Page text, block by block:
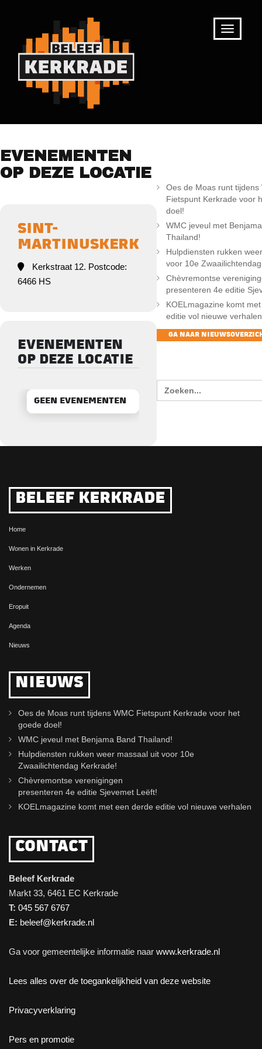
EVENEMENTEN
OP DEZE LOCATIE
SINT-
MARTINUSKERK
Kerkstraat 12. Postcode:
6466 HS
EVENEMENTEN
OP DEZE LOCATIE
GEEN EVENEMENTEN
Oes de Moas runt tijdens
Fietspunt Kerkrade voor
doel!
WMC jeveul met
Thailand!
Hulpdiensten rukken
voor 10e
Chèvremontse
presenteren 4e editie
KOELmagazine komt
editie vol nieuwe verhalen
GA NAAR
Zoek
naar:
BELEEF KERKRADE
Home
Wonen in Kerkrade
Werken
Ondernemen
Eropuit
Agenda
Nieuws
NIEUWS
Oes de Moas runt tijdens WMC Fietspunt Kerkrade voor het
goede doel!
WMC jeveul met Benjama Band Thailand!
Hulpdiensten rukken weer massaal uit voor 10e
Zwaailichtendag Kerkrade!
Chèvremontse verenigingen
presenteren 4e editie Sjevemet Leëft!
KOELmagazine komt met een derde editie vol nieuwe verhalen
CONTACT
Beleef Kerkrade
Markt 33, 6461 EC Kerkrade
T: 045 567 6767
E: beleef@kerkrade.nl
Ga voor gemeentelijke informatie naar www.kerkrade.nl
Lees alles over de toegankelijkheid van deze website
Privacyverklaring
Pers en promotie